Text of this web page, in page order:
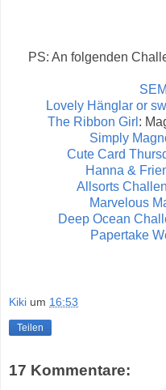
PS: An folgenden
Lovely Hänglar or
The Ribbon Girl :
Simply
Cute Card
Hanna &
Allsorts
Marvelous
Deep Ocean
Papertake
Kiki um 16:53
Teilen
17 Kommentare: